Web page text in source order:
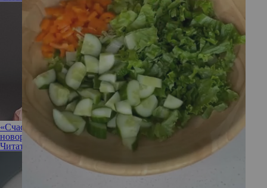
«Счастье»: Альбина Джанабаева показала первое фото
новорожденной дочери
Читать полностью